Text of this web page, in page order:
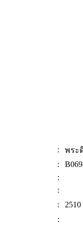
:
พระ
:
:
:
:
2510
: